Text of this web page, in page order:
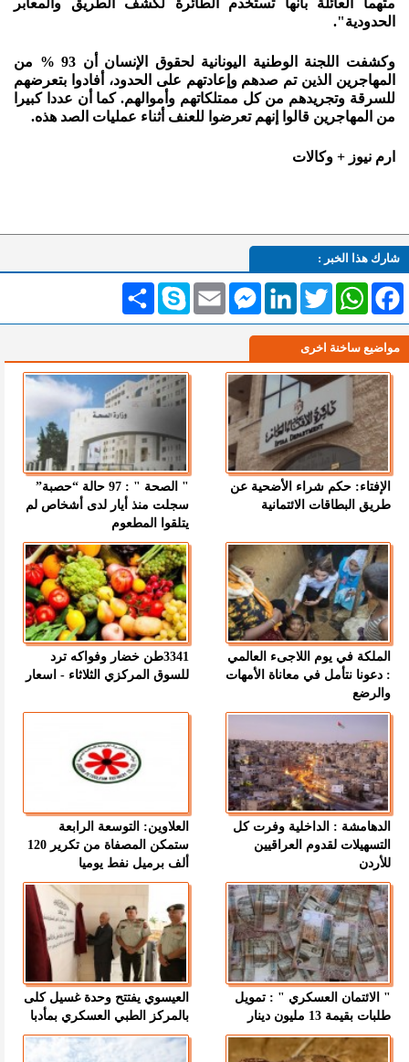
الحدودية".
وكشفت اللجنة الوطنية اليونانية لحقوق الإنسان أن 93 % من
المهاجرين الذين تم صدهم وإعادتهم على الحدود، أفادوا بتعرضهم
للسرقة وتجريدهم من كل ممتلكاتهم وأموالهم. كما أن عددا كبيرا
من المهاجرين قالوا إنهم تعرضوا للعنف أثناء عمليات الصد هذه.
ارم نيوز + وكالات
شارك هذا الخبر :
انشر Skype Email
MessengerLinkedInTwitterWhatsAppFacebook
مواضيع ساخنة اخرى
الإفتاء: حكم شراء الأضحية عن
طريق البطاقات الائتمانية
" الصحة " : 97 حالة “حصبة”
سجلت منذ أيار لدى أشخاص لم
يتلقوا المطعوم
الملكة في يوم اللاجىء العالمي
: دعونا نتأمل في معاناة الأمهات
والرضع
3341طن خضار وفواكه ترد
للسوق المركزي الثلاثاء - اسعار
الدهامشة : الداخلية وفرت كل
التسهيلات لقدوم العراقيين
للأردن
العلاوين: التوسعة الرابعة
ستمكن المصفاة من تكرير 120
ألف برميل نفط يوميا
" الائتمان العسكري " : تمويل
طلبات بقيمة 13 مليون دينار
العيسوي يفتتح وحدة غسيل كلى
بالمركز الطبي العسكري بمأدبا